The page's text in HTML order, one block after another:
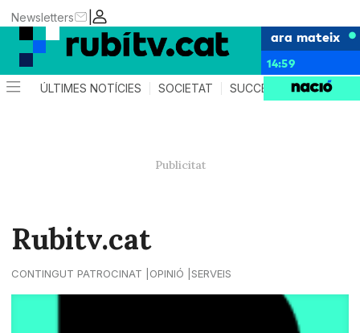
|
Newsletters
ara mateix
14:59
ÚLTIMES NOTÍCIES SOCIETAT SUCCESSOS
Rubitv.cat
CONTINGUT PATROCINAT OPINIÓ SERVEIS